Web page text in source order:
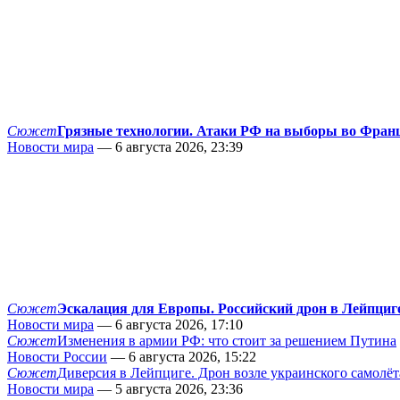
СюжетГрязные технологии. Атаки РФ на выборы во
Новости мира — 6 августа 2026, 23:39
СюжетЭскалация для Европы. Российский дрон в
Новости мира — 6 августа 2026, 17:10
СюжетИзменения в армии РФ: что стоит за решением Путина
Новости России — 6 августа 2026, 15:22
СюжетДиверсия в Лейпциге. Дрон возле украинского
Новости мира — 5 августа 2026, 23:36